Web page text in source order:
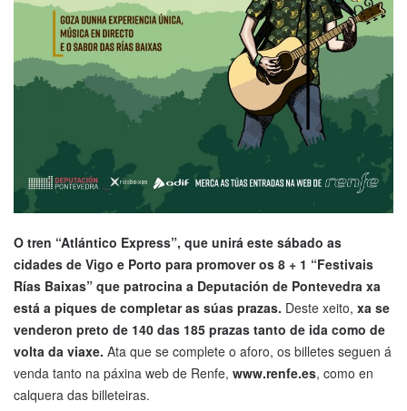
O tren “Atlántico Express”, que unirá este sábado as
cidades de Vigo e Porto para promover os 8 + 1 “Festivais
Rías Baixas” que patrocina a Deputación de Pontevedra xa
está a piques de completar as súas prazas. Deste xeito, xa se
venderon preto de 140 das 185 prazas tanto de ida como de
volta da viaxe. Ata que se complete o aforo, os billetes seguen á
venda tanto na páxina web de Renfe, www.renfe.es, como en
calquera das billeteiras.